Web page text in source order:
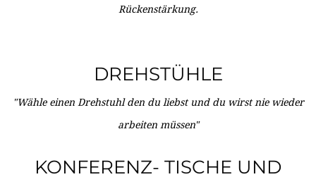
Rückenstärkung.
DREHSTÜHLE
"Wähle einen Drehstuhl den du liebst und du wirst nie wieder
arbeiten müssen"
KONFERENZ- TISCHE UND